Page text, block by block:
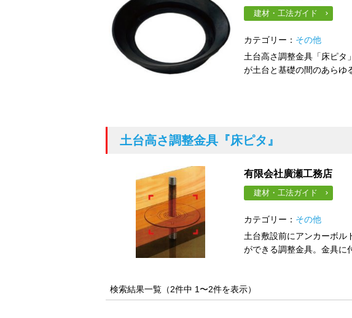
建材・工法ガイド
カテゴリー： その他
土台高さ調整金具「床ピタ
が土台と基礎の間のあらゆ
土台高さ調整金具 『床ピタ』
有限会社廣瀬工務店
建材・工法ガイド
カテゴリー： その他
土台敷設前にアンカーボル
ができる調整金具。金具に
検索結果一覧（2件中 1〜2件を表示）